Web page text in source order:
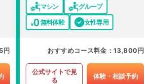
円
マシン
グループ
無料体験
女性専用
おすすめコース料金 13,800円
公式サイトで見
る
体験・相談予約